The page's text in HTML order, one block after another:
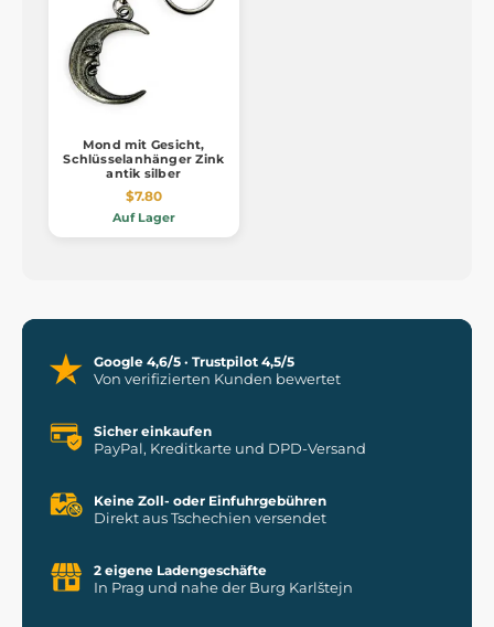
Mond mit Gesicht,
Schlüsselanhänger Zink
antik silber
$7.80
Auf Lager
Google 4,6/5 · Trustpilot 4,5/5
Von verifizierten Kunden bewertet
Sicher einkaufen
PayPal, Kreditkarte und DPD-Versand
Keine Zoll- oder Einfuhrgebühren
Direkt aus Tschechien versendet
2 eigene Ladengeschäfte
In Prag und nahe der Burg Karlštejn